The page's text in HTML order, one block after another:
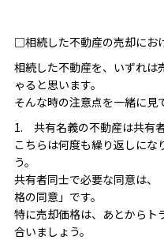
□相続した不動産の売却にお
相続した不動産を、いずれは
ゃると思います。
そんな時の注意点を一緒に見
1. 共有名義の不動産は共有
こちらは何度も繰り返しにな
う。
共有者同士で必要な同意は、
格の同意」です。
特に売却価格は、あとからト
合いましょう。